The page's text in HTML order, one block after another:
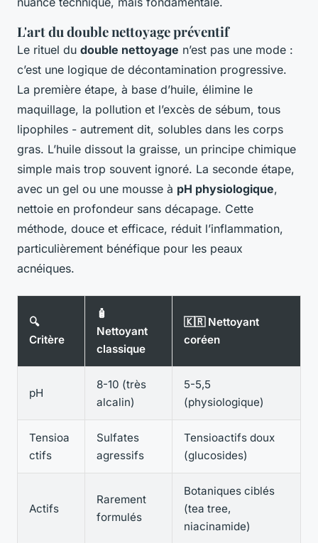
L'art du double nettoyage préventif
Le rituel du double nettoyage n’est pas une mode :
c’est une logique de décontamination progressive.
La première étape, à base d’huile, élimine le
maquillage, la pollution et l’excès de sébum, tous
lipophiles - autrement dit, solubles dans les corps
gras. L’huile dissout la graisse, un principe chimique
simple mais trop souvent ignoré. La seconde étape,
avec un gel ou une mousse à pH physiologique,
nettoie en profondeur sans décapage. Cette
méthode, douce et efficace, réduit l’inflammation,
particulièrement bénéfique pour les peaux
acnéiques.
🔍
Critère
🧴
Nettoyant
classique
🇰🇷 Nettoyant
coréen
pH
8-10 (très
alcalin)
5-5,5
(physiologique)
Tensioa
ctifs
Sulfates
agressifs
Tensioactifs doux
(glucosides)
Actifs
Rarement
formulés
Botaniques ciblés
(tea tree,
niacinamide)